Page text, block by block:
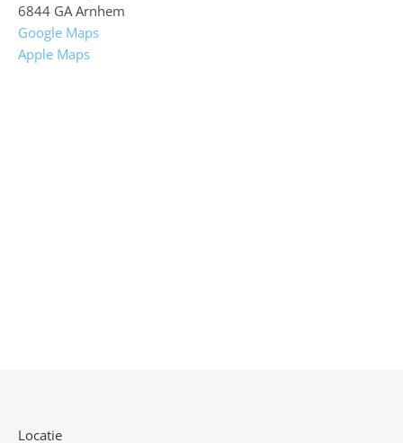
6844 GA Arnhem
Google Maps
Apple Maps
Locatie